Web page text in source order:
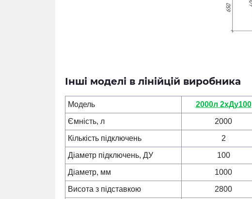
Інші моделі в лінійцій виробника
Модель 2000л 2хДу100
Ємність, л 2000
Кількість підключень 2
Діаметр підключень, ДУ 100
Діаметр, мм 1000
Висота з підставкою 2800